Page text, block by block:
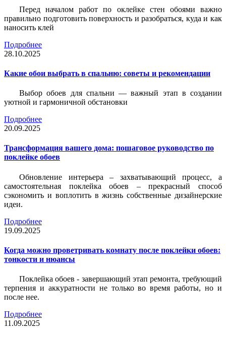
Перед началом работ по оклейке стен обоями важно
правильно подготовить поверхность и разобраться, куда и как
наносить клей
Подробнее
28.10.2025
Какие обои выбрать в спальню: советы и рекомендации
Выбор обоев для спальни — важный этап в создании
уютной и гармоничной обстановки
Подробнее
20.09.2025
Трансформация вашего дома: пошаговое руководство по
поклейке обоев
Обновление интерьера – захватывающий процесс, а
самостоятельная поклейка обоев – прекрасный способ
сэкономить и воплотить в жизнь собственные дизайнерские
идеи.
Подробнее
19.09.2025
Когда можно проветривать комнату после поклейки обоев:
тонкости и нюансы
Поклейка обоев - завершающий этап ремонта, требующий
терпения и аккуратности не только во время работы, но и
после нее.
Подробнее
11.09.2025